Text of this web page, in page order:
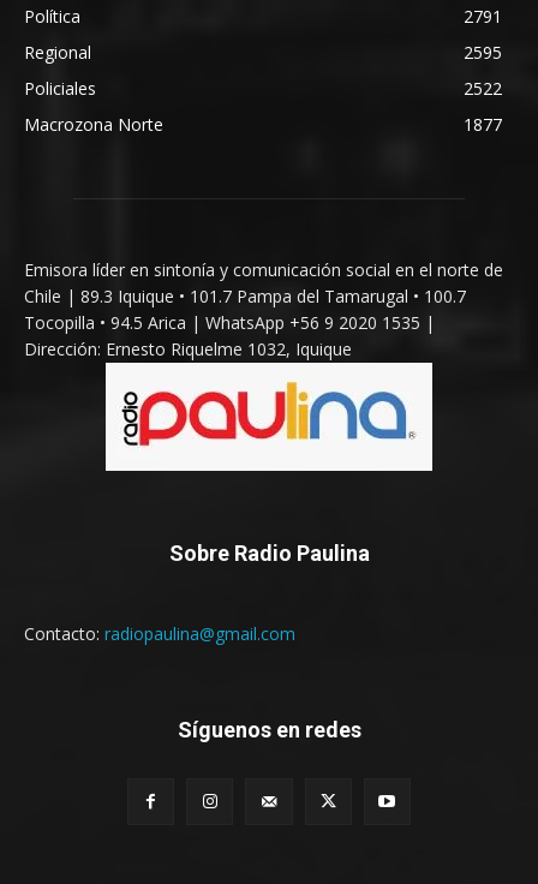
Política
2791
Regional
2595
Policiales
2522
Macrozona Norte
1877
Emisora líder en sintonía y comunicación social en el norte de
Chile | 89.3 Iquique • 101.7 Pampa del Tamarugal • 100.7
Tocopilla • 94.5 Arica | WhatsApp +56 9 2020 1535 |
Dirección: Ernesto Riquelme 1032, Iquique
Sobre Radio Paulina
Contacto: radiopaulina@gmail.com
Síguenos en redes